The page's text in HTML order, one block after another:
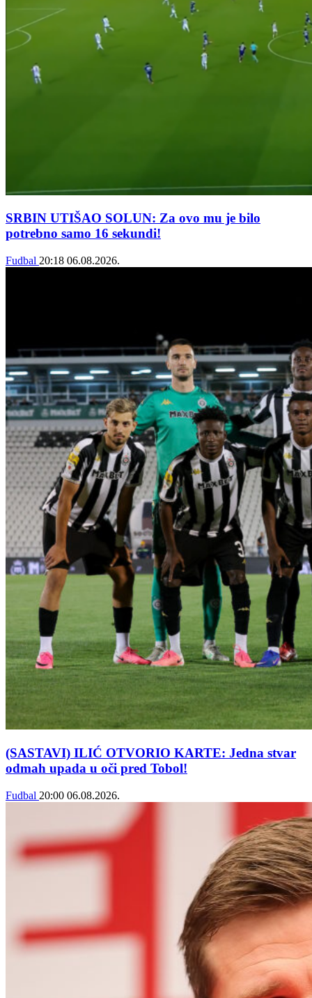
SRBIN UTIŠAO SOLUN: Za ovo mu je bilo
potrebno samo 16 sekundi!
Fudbal 20:18 06.08.2026.
(SASTAVI) ILIĆ OTVORIO KARTE: Jedna stvar
odmah upada u oči pred Tobol!
Fudbal 20:00 06.08.2026.